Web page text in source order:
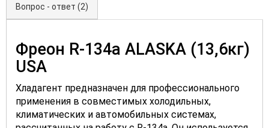
Вопрос - ответ (2)
Фреон R-134a ALASKA (13,6кг)
USA
Хладагент предназначен для профессионального
применения в совместимых холодильных,
климатических и автомобильных системах,